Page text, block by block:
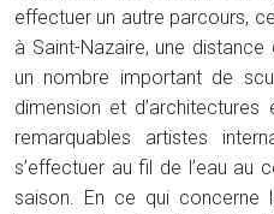
effectuer un autre parcours,
à Saint-Nazaire, une
un nombre important de
dimension et
remarquables artistes
s’effectuer au fil de l’eau au
saison. En ce qui concerne